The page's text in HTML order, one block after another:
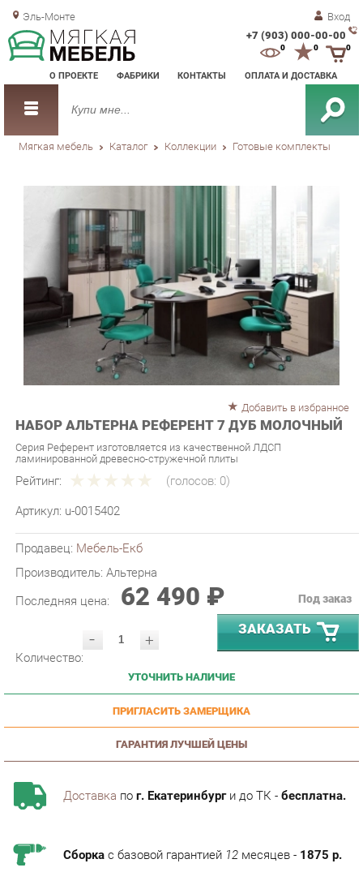
Эль-Монте Вход
+7 (903) 000-00-00
О ПРОЕКТЕ ФАБРИКИ КОНТАКТЫ ОПЛАТА И ДОСТАВКА
0 0
Мягкая мебель Каталог Коллекции Готовые комплекты
НАБОР АЛЬТЕРНА РЕФЕРЕНТ 7 ДУБ МОЛОЧНЫЙ
Серия Референт изготовляется из качественной ЛДСП
ламинированной древесно-стружечной плиты
Рейтинг: (голосов:0)
u-0015402
Производитель:Альтерна
Последняя цена: 62 490 ₽
- ЗАКАЗАТЬ
УТОЧНИТЬ НАЛИЧИЕ
ПРИГЛАСИТЬ ЗАМЕРЩИКА
ГАРАНТИЯ ЛУЧШЕЙ ЦЕНЫ
Доставкапог. Екатеринбурги до ТК -бесплатна.